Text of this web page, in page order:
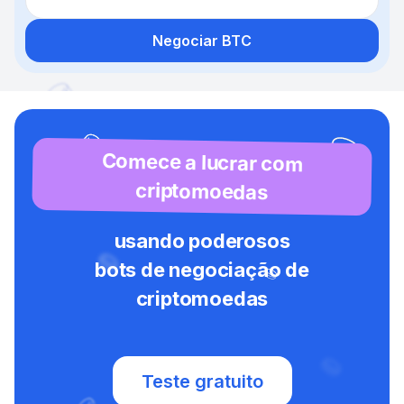
Negociar BTC
Comece a lucrar com
criptomoedas
usando poderosos
bots de negociação de
criptomoedas
Teste gratuito